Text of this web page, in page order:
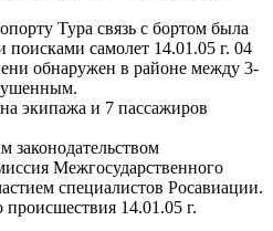
Тура связь с бортом была
самолет 14.01.05 г. 04
обнаружен в районе между 3-
экипажа и 7 пассажиров
законодательством
Межгосударственного
специалистов Росавиации.
14.01.05 г.